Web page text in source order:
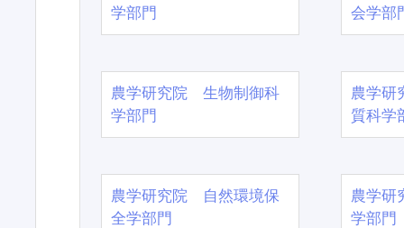
学部門
会学部
農学研究院 生物制御科
学部門
農学
質科学
農学研究院 自然環境保
全学部門
農学
学部門